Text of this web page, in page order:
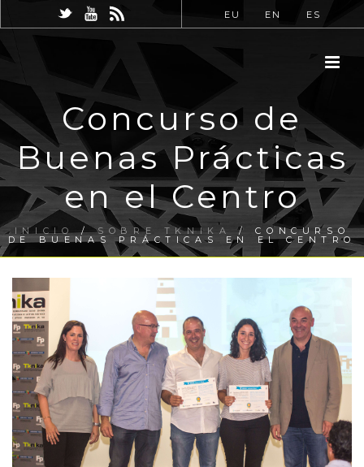
EU EN ES
Concurso de
Buenas Prácticas
en el Centro
INICIO/SOBRE TKNIKA / CONCURSO
DE BUENAS PRÁCTICAS EN EL CENTRO